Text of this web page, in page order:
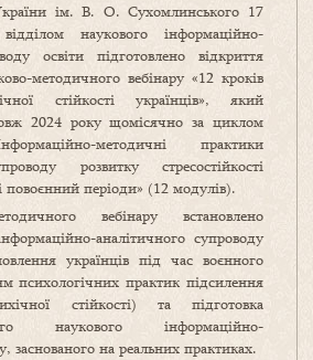
ім. В. О. Сухомлинського 17
наукового інформаційно-
освіти підготовлено відкриття
методичного вебінару «12 кроків
стійкості українців», який
2024 року щомісячно за циклом
методичні практики
розвитку стресостійкості
повоєнний періоди» (12 модулів).
вебінару встановлено
аналітичного супроводу
українців під час воєнного
психологічних практик підсилення
стійкості) та підготовка
наукового інформаційно-
заснованого на реальних практиках.